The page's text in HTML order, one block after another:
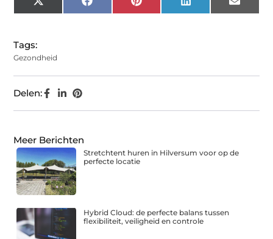
X
(Twitter)
Facebook Pinterest LinkedIn Email
Tags:
Gezondheid
Delen:
Meer Berichten
Stretchtent huren in Hilversum voor op de
perfecte locatie
Hybrid Cloud: de perfecte balans tussen
flexibiliteit, veiligheid en controle